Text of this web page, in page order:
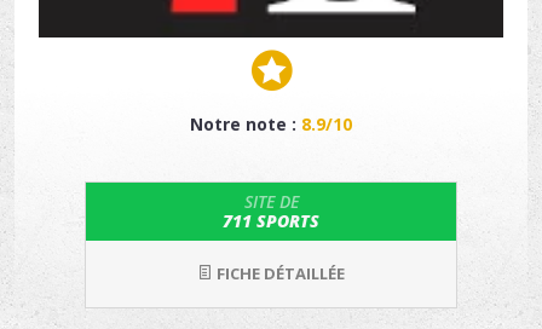
Notre note : 8.9/10
SITE DE
711 SPORTS
FICHE DÉTAILLÉE